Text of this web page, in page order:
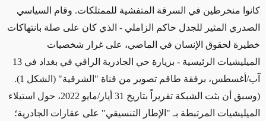
كانوا منخرطين في السرقة المتفشية للممتلكات. وقام السياسي
الصدري المثير للجدل حاكم الزاملي - الذي كان على صلة بانتهاكات
خطيرة لحقوق الإنسان في الماضي، على غرار شخصيات
الميليشيات الرئيسية - بزيارة
حي الجادرية الراقي في بغداد في 13
آب/أغسطس، برفقة طاقم تصوير من قناة "الشرقية"
(الشكل 1).
(وسبق أن بثت الشبكة تقريراً بتاريخ 31 أيار/مايو 2022، حول استيلاء
الميليشيات المرتبطة بـ "الإطار التنسيقي" على عقارات الجادرية؛